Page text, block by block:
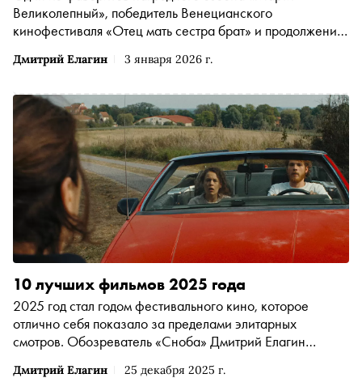
Дмитрий Елагин 3 января 2026 г.
Великолепный», победитель Венецианского
кинофестиваля «Отец мать сестра брат» и продолжение
«Сноб» выбрал интересные фильмы и сериалы разгара
Дмитрий Елагин 25 декабря 2025 г.
10 лучших фильмов 2025 года
2025 год стал годом фестивального кино, которое
отлично себя показало за пределами элитарных
смотров. Обозреватель «Сноба» Дмитрий Елагин